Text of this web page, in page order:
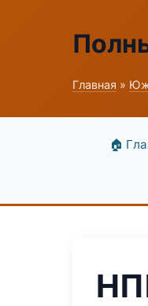
Главная »
🏠